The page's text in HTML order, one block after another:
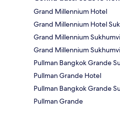
Grand Millennium Hotel
Grand Millennium Hotel
Grand Millennium
Grand Millennium
Pullman Bangkok Grande
Pullman Grande Hotel
Pullman Bangkok Grande
Pullman Grande